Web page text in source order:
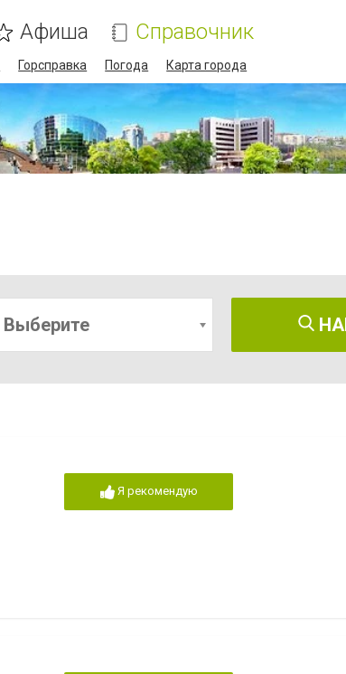
Афиша Справочник
Горсправка Погода Карта города
Выберите
Я рекомендую